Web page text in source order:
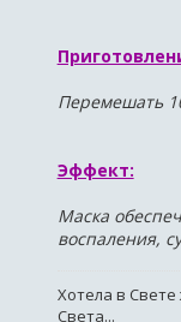
Перемешать
Эффект:
Маска
воспаления,
Хотела в
Света...